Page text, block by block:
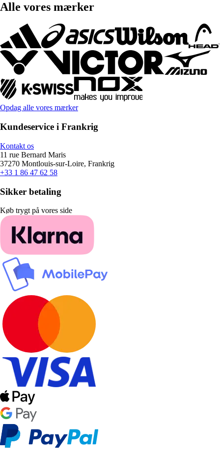
Alle vores mærker
Opdag alle vores mærker
Kundeservice i Frankrig
Kontakt os
11 rue Bernard Maris
37270 Montlouis-sur-Loire, Frankrig
+33 1 86 47 62 58
Sikker betaling
Køb trygt på vores side